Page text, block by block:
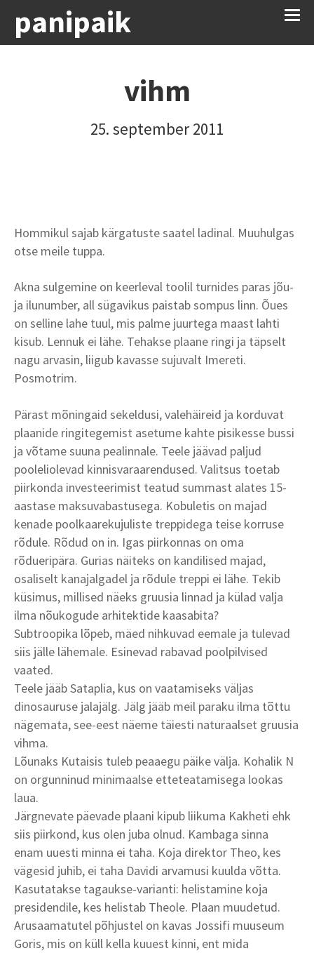
panipaik
vihm
25. september 2011
Hommikul sajab kärgatuste saatel ladinal. Muuhulgas
otse meile tuppa.
Akna sulgemine on keerleval toolil turnides paras jõu-
ja ilunumber, all sügavikus paistab sompus linn. Õues
on selline lahe tuul, mis palme juurtega maast lahti
kisub. Lennuk ei lähe. Tehakse plaane ringi ja täpselt
nagu arvasin, liigub kavasse sujuvalt Imereti.
Posmotrim.
Pärast mõningaid sekeldusi, valehäireid ja korduvat
plaanide ringitegemist asetume kahte pisikesse bussi
ja võtame suuna pealinnale. Teele jäävad paljud
pooleliolevad kinnisvaraarendused. Valitsus toetab
piirkonda investeerimist teatud summast alates 15-
aastase maksuvabastusega. Kobuletis on majad
kenade poolkaarekujuliste treppidega teise korruse
rõdule. Rõdud on in. Igas piirkonnas on oma
rõdueripära. Gurias näiteks on kandilised majad,
osaliselt kanajalgadel ja rõdule treppi ei lähe. Tekib
küsimus, millised näeks gruusia linnad ja külad valja
ilma nõukogude arhitektide kaasabita?
Subtroopika lõpeb, mäed nihkuvad eemale ja tulevad
siis jälle lähemale. Esinevad rabavad poolpilvised
vaated.
Teele jääb Sataplia, kus on vaatamiseks väljas
dinosauruse jalajälg. Jälg jääb meil paraku ilma tõttu
nägemata, see-eest näeme täiesti naturaalset gruusia
vihma.
Lõunaks Kutaisis tuleb peaaegu päike välja. Kohalik N
on orgunninud minimaalse etteteatamisega lookas
laua.
Järgnevate päevade plaani kipub liikuma Kakheti ehk
siis piirkond, kus olen juba olnud. Kambaga sinna
enam uuesti minna ei taha. Koja direktor Theo, kes
vägesid juhib, ei taha Davidi arvamusi kuulda võtta.
Kasutatakse tagaukse-varianti: helistamine koja
presidendile, kes helistab Theole. Plaan muudetud.
Arusaamatutel põhjustel on kavas Jossifi muuseum
Goris, mis on küll kella kuuest kinni, ent mida